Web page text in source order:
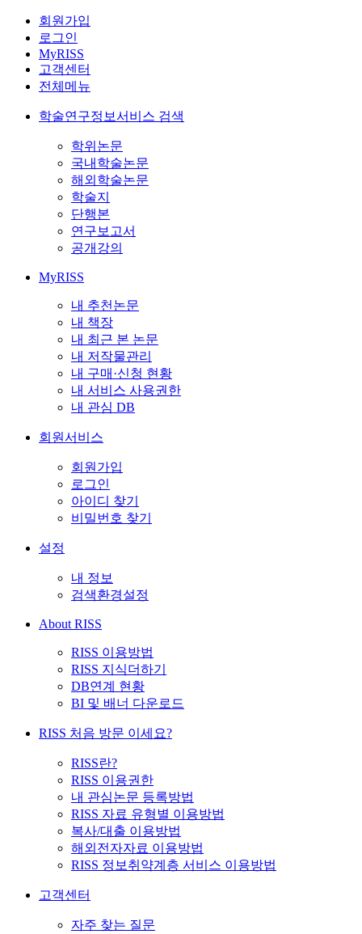
회원가입
로그인
MyRISS
고객센터
전체메뉴
학술연구정보서비스 검색
학위논문
국내학술논문
해외학술논문
학술지
단행본
연구보고서
공개강의
MyRISS
내 추천논문
내 책장
내 최근 본 논문
내 저작물관리
내 구매·신청 현황
내 서비스 사용권한
내 관심 DB
회원서비스
회원가입
로그인
아이디 찾기
비밀번호 찾기
설정
내 정보
검색환경설정
About RISS
RISS 이용방법
RISS 지식더하기
DB연계 현황
BI 및 배너 다운로드
RISS 처음 방문 이세요?
RISS란?
RISS 이용권한
내 관심논문 등록방법
RISS 자료 유형별 이용방법
복사/대출 이용방법
해외전자자료 이용방법
RISS 정보취약계층 서비스 이용방법
고객센터
자주 찾는 질문